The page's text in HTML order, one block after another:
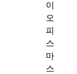
이
오
피
스
마
스